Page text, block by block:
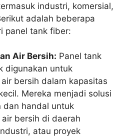
industri, komersial,
adalah beberapa
panel tank fiber:
Air Bersih: Panel tank
digunakan untuk
bersih dalam kapasitas
Mereka menjadi solusi
dan handal untuk
bersih di daerah
atau proyek